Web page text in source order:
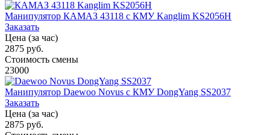
Манипулятор КАМАЗ 43118 с КМУ Kanglim KS2056H
Заказать
Цена (за час)
2875 руб.
Стоимость смены
23000
Манипулятор Daewoo Novus с КМУ DongYang SS2037
Заказать
Цена (за час)
2875 руб.